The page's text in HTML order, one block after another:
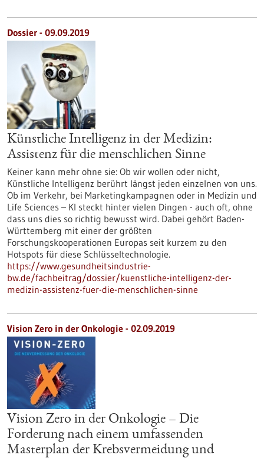
Dossier - 09.09.2019
Künstliche Intelligenz in der Medizin:
Assistenz für die menschlichen Sinne
Keiner kann mehr ohne sie: Ob wir wollen oder nicht,
Künstliche Intelligenz berührt längst jeden einzelnen von uns.
Ob im Verkehr, bei Marketingkampagnen oder in Medizin und
Life Sciences – KI steckt hinter vielen Dingen - auch oft, ohne
dass uns dies so richtig bewusst wird. Dabei gehört Baden-
Württemberg mit einer der größten
Forschungskooperationen Europas seit kurzem zu den
Hotspots für diese Schlüsseltechnologie.
https://www.gesundheitsindustrie-
bw.de/fachbeitrag/dossier/kuenstliche-intelligenz-der-
medizin-assistenz-fuer-die-menschlichen-sinne
Vision Zero in der Onkologie - 02.09.2019
Vision Zero in der Onkologie – Die
Forderung nach einem umfassenden
Masterplan der Krebsvermeidung und